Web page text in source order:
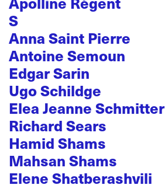
S
Anna Saint Pierre
Antoine Semoun
Edgar Sarin
Ugo Schildge
Elea Jeanne Schmitter
Richard Sears
Hamid Shams
Mahsan Shams
Elene Shatberashvili